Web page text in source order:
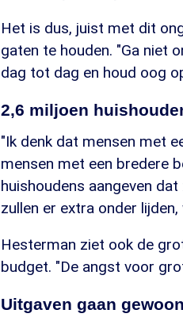
Het is dus, juist met dit
gaten te houden. "Ga niet
dag tot dag en houd oog
2,6 miljoen
"Ik denk dat mensen met
mensen met een bredere
huishoudens aangeven
zullen er extra onder
Hesterman ziet ook de
budget. "De angst voor
Uitgaven gaan